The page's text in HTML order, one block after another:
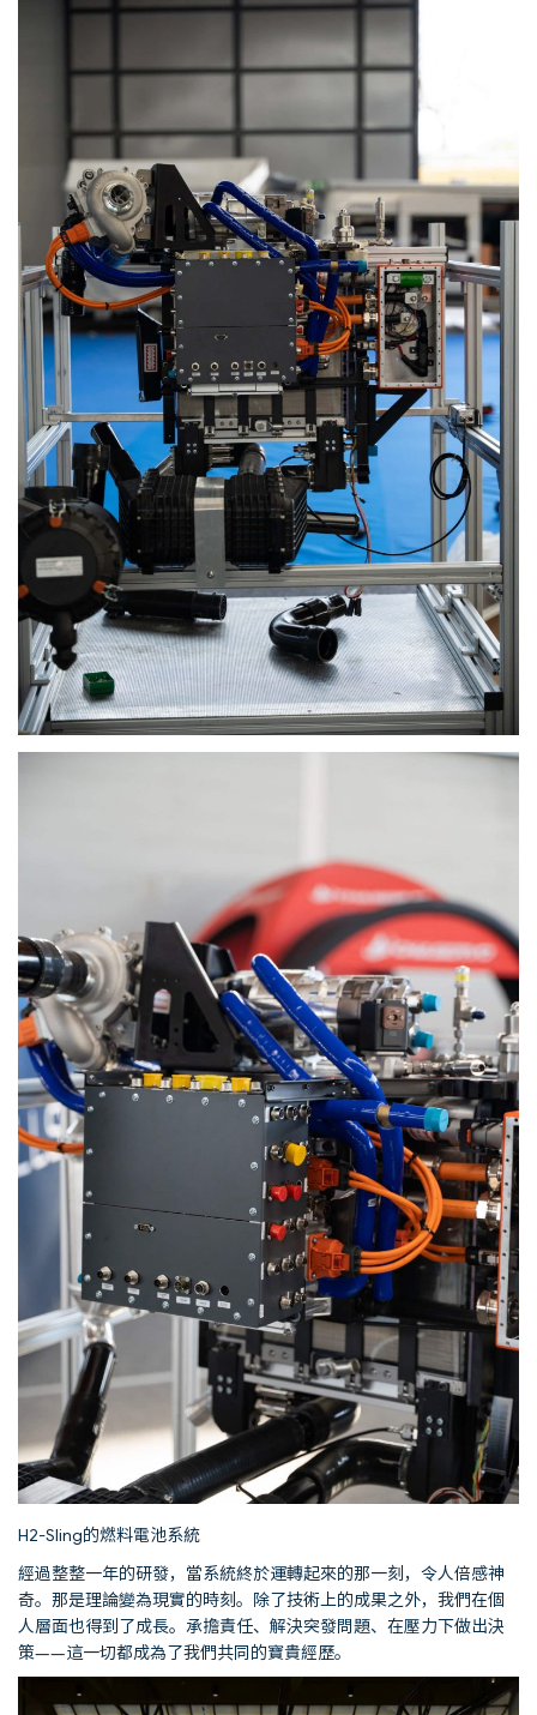
H2-Sling的燃料電池系統
經過整整一年的研發，當系統終於運轉起來的那一刻，令人倍感神
奇。那是理論變為現實的時刻。除了技術上的成果之外，我們在個
人層面也得到了成長。承擔責任、解決突發問題、在壓力下做出決
策——這一切都成為了我們共同的寶貴經歷。